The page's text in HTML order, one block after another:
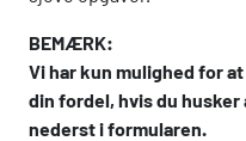
BEMÆRK:
Vi har kun mulighed for
din fordel, hvis du
nederst i formularen.